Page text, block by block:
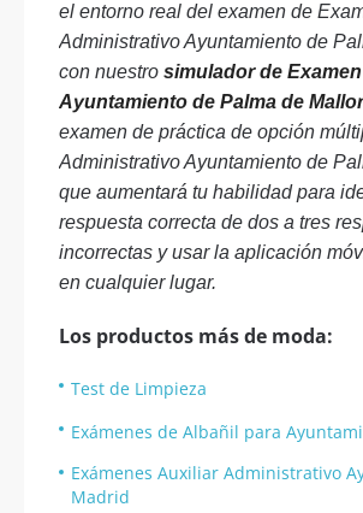
el entorno real del examen de
Administrativo Ayuntamiento de
con nuestro simulador de
Ayuntamiento de Palma de
examen de práctica de opción
Administrativo Ayuntamiento de
que aumentará tu habilidad para
respuesta correcta de dos a tres
incorrectas y usar la aplicación
en cualquier lugar.
Los productos más de moda:
Test de Limpieza
Exámenes de Albañil para
Exámenes Auxiliar Administrativo
Madrid